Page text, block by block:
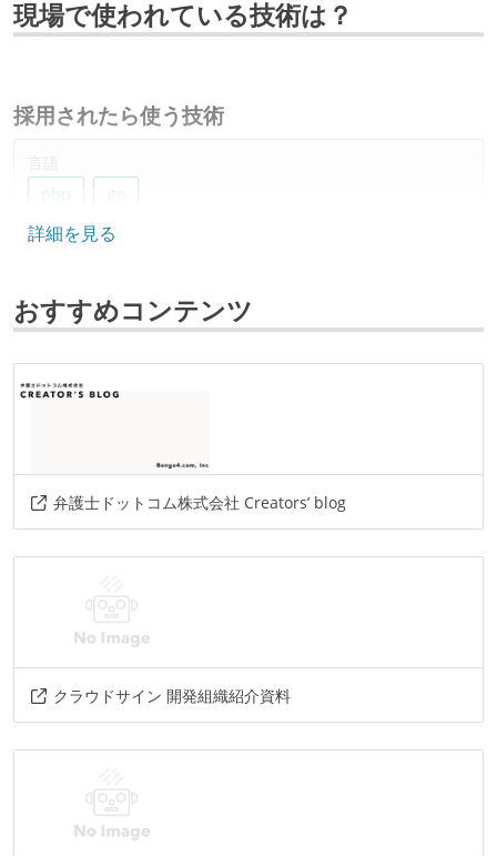
現場で使われている技術は？
採用されたら使う技術
言語
php
go
フレームワーク
データベース
bigquery
mysql
その他
redash
aws gitlab-ci
github-actions
cloudwatch
詳細を見る
おすすめコンテンツ
弁護士ドットコム株式会社 Creators’ blog
クラウドサイン 開発組織紹介資料